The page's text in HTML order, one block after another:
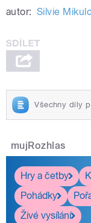
autor: Silvie
Všechny díly
mujRozhlas
Hry a četby
Pohádky
Živé vysílání